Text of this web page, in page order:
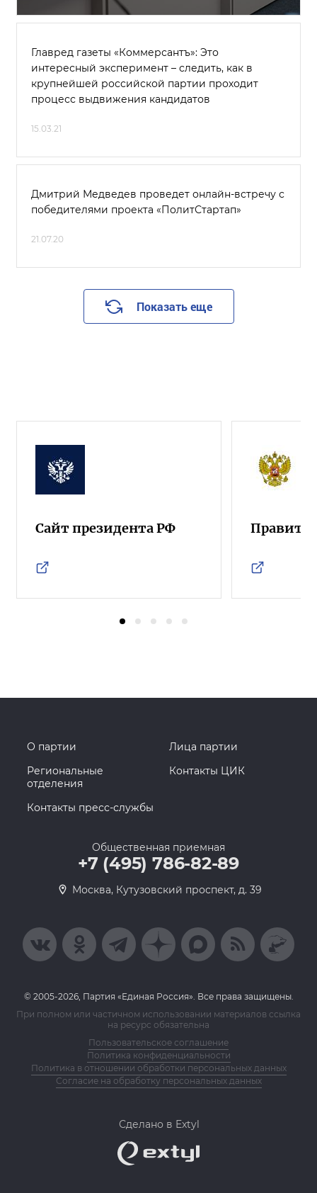
Главред газеты «Коммерсантъ»: Это
интересный эксперимент – следить, как в
крупнейшей российской партии проходит
процесс выдвижения кандидатов
15.03.21
Дмитрий Медведев проведет онлайн-встречу с
победителями проекта «ПолитСтартап»
21.07.20
Показать еще
Сайт президента РФ
О партии
Лица партии
Региональные
отделения
Контакты ЦИК
Контакты пресс-службы
Общественная приемная
+7 (495) 786-82-89
Москва, Кутузовский проспект, д. 39
© 2005-2026, Партия «Единая Россия». Все права защищены.
При полном или частичном использовании материалов ссылка
на ресурс обязательна
Пользовательское соглашение
Политика конфиденциальности
Политика в отношении обработки персональных данных
Согласие на обработку персональных данных
Сделано в Extyl